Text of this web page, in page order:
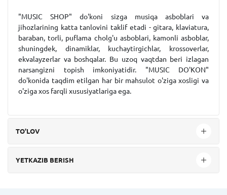
"MUSIC SHOP" do'koni sizga musiqa asboblari va
jihozlarining katta tanlovini taklif etadi - gitara, klaviatura,
baraban, torli, puflama cholg'u asboblari, kamonli asboblar,
shuningdek, dinamiklar, kuchaytirgichlar, krossoverlar,
ekvalayzerlar va boshqalar. Bu uzoq vaqtdan beri izlagan
narsangizni topish imkoniyatidir. "MUSIC DO'KON"
do'konida taqdim etilgan har bir mahsulot o'ziga xosligi va
o'ziga xos farqli xususiyatlariga ega.
TO'LOV
YETKAZIB BERISH